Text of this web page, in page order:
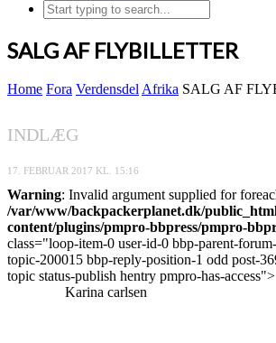
SALG AF FLYBILLETTER
Home Fora Verdensdel Afrika SALG AF
INDLÆG
17. FEBRUAR 2017 KL. 15:16
Warning: Invalid argument supplied for
/var/www/backpackerplanet.dk/
content/plugins/pmpro-bbpress/pmpro-
class="loop-item-0 user-id-0 bbp-parent-
topic-200015 bbp-reply-position-1 odd post-
topic status-publish hentry pmpro-has-access">
Karina carlsen